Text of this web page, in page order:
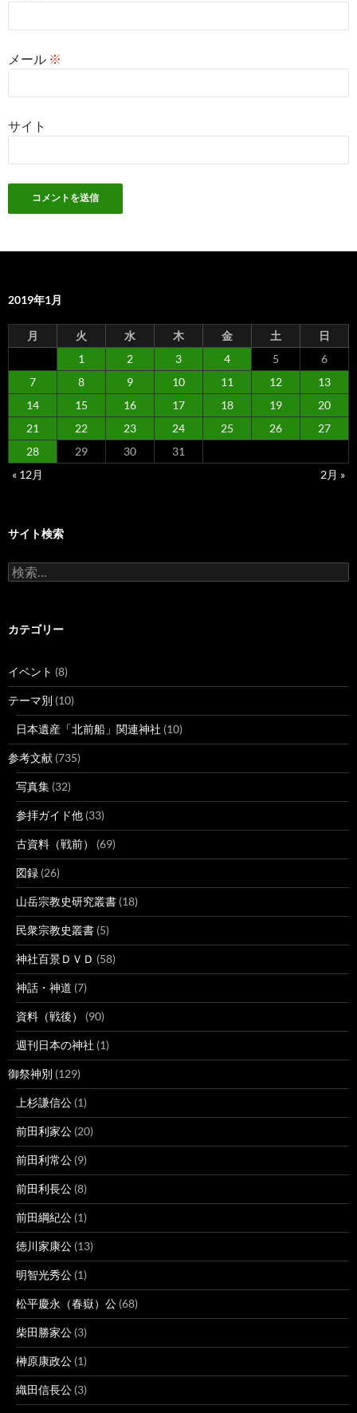
メール ※
サイト
2019年1月
月 火 水 木 金 土
日
1
2 3 4 5
6
7
8 9 10 11 12
13
14
15 16 17 18 19
20
21
22 23 24 25 26
27
28
29 30
31
« 12月
2月 »
サイト検索
検
索:
カテゴリー
イベント (8)
テーマ別 (10)
日本遺産「北前船」関連神社 (10)
参考文献 (735)
写真集 (32)
参拝ガイド他 (33)
古資料（戦前） (69)
図録 (26)
山岳宗教史研究叢書 (18)
民衆宗教史叢書 (5)
神社百景ＤＶＤ (58)
神話・神道 (7)
資料（戦後） (90)
週刊日本の神社 (1)
御祭神別 (129)
上杉謙信公 (1)
前田利家公 (20)
前田利常公 (9)
前田利長公 (8)
前田綱紀公 (1)
徳川家康公 (13)
明智光秀公 (1)
松平慶永（春嶽）公 (68)
柴田勝家公 (3)
榊原康政公 (1)
織田信長公 (3)